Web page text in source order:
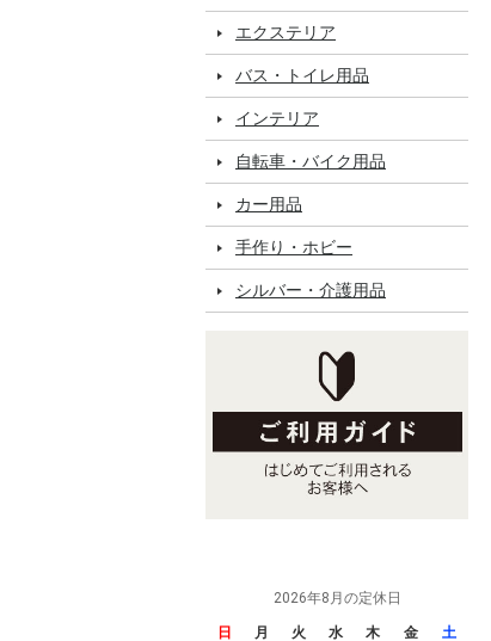
エクステリア
バス・トイレ用品
インテリア
自転車・バイク用品
カー用品
手作り・ホビー
シルバー・介護用品
2026年8月の定休日
日 月 火 水 木 金
土